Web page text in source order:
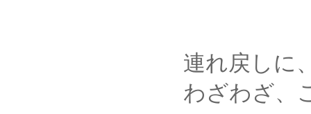
連れ戻しに、来て
わざわざ、こんな